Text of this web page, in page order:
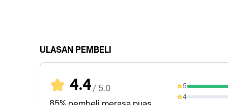
ULASAN PEMBELI
4.4 / 5.0
5
85.71%
4
0%